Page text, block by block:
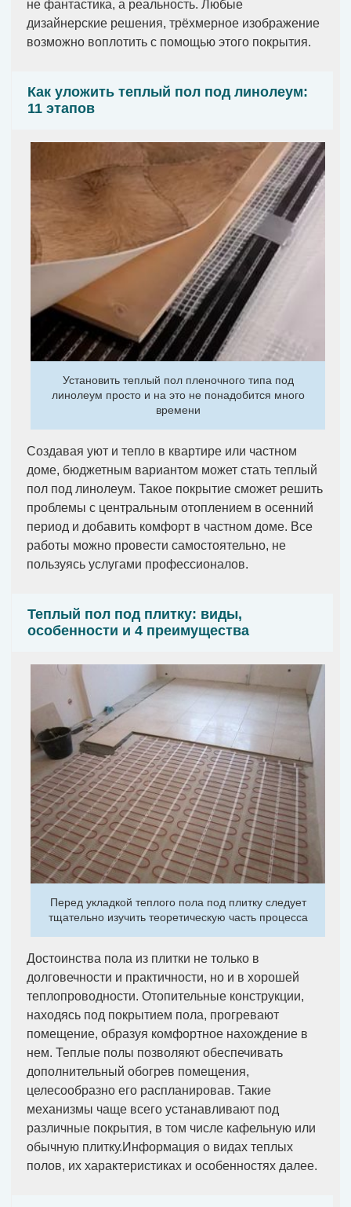
не фантастика, а реальность. Любые
дизайнерские решения, трёхмерное изображение
возможно воплотить с помощью этого покрытия.
Как уложить теплый пол под линолеум:
11 этапов
Установить теплый пол пленочного типа под
линолеум просто и на это не понадобится много
времени
Создавая уют и тепло в квартире или частном
доме, бюджетным вариантом может стать теплый
пол под линолеум. Такое покрытие сможет решить
проблемы с центральным отоплением в осенний
период и добавить комфорт в частном доме. Все
работы можно провести самостоятельно, не
пользуясь услугами профессионалов.
Теплый пол под плитку: виды,
особенности и 4 преимущества
Перед укладкой теплого пола под плитку следует
тщательно изучить теоретическую часть процесса
Достоинства пола из плитки не только в
долговечности и практичности, но и в хорошей
теплопроводности. Отопительные конструкции,
находясь под покрытием пола, прогревают
помещение, образуя комфортное нахождение в
нем. Теплые полы позволяют обеспечивать
дополнительный обогрев помещения,
целесообразно его распланировав. Такие
механизмы чаще всего устанавливают под
различные покрытия, в том числе кафельную или
обычную плитку.Информация о видах теплых
полов, их характеристиках и особенностях далее.